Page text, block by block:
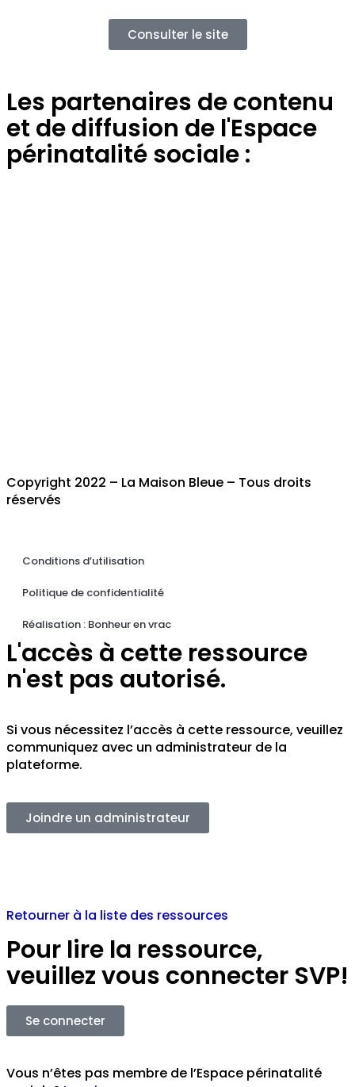
Consulter le site
Les partenaires de contenu
et de diffusion de l'Espace
périnatalité sociale :
Copyright 2022 – La Maison Bleue – Tous droits
réservés
Conditions d’utilisation
Politique de confidentialité
Réalisation : Bonheur en vrac
L'accès à cette ressource
n'est pas autorisé.
Si vous nécessitez l’accès à cette ressource, veuillez
communiquez avec un administrateur de la
plateforme.
Joindre un administrateur
Retourner à la liste des ressources
Pour lire la ressource,
veuillez vous connecter SVP!
Se connecter
Vous n’êtes pas membre de l’Espace périnatalité